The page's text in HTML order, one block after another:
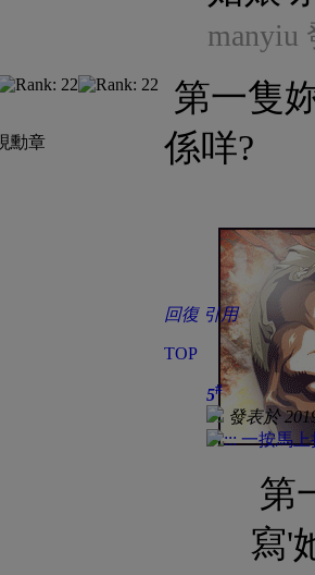
manyiu
第一隻
係咩?
回復 引用
TOP
5#
發表於
第
寫'